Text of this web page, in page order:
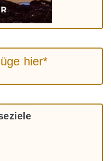
hier*